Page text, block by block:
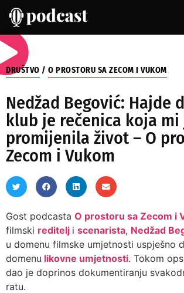
DRUŠTVO / O PROSTORU SA ZECOM I VUKOM
Nedžad Begović: Hajde
klub je rečenica koja mi
promijenila život – O
Zecom i Vukom
Gost podcasta O prostoru sa Zecom i
filmski reditelj i scenarista, Nedžad
u domenu filmske umjetnosti uspješno
domenu likovne umjetnosti. Tokom
dao je doprinos dokumentiranju
ratu.